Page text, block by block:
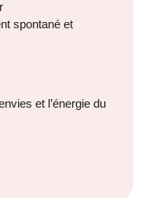
spontané et
et l’énergie du